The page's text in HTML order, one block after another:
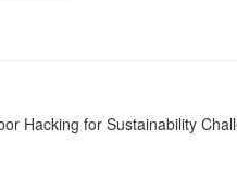
Hacking for Sustainability